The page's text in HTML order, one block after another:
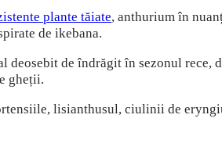
plante tăiate, anthurium în
de ikebana.
deosebit de îndrăgit în sezonul rece,
gheții.
lisianthusul, ciulinii de